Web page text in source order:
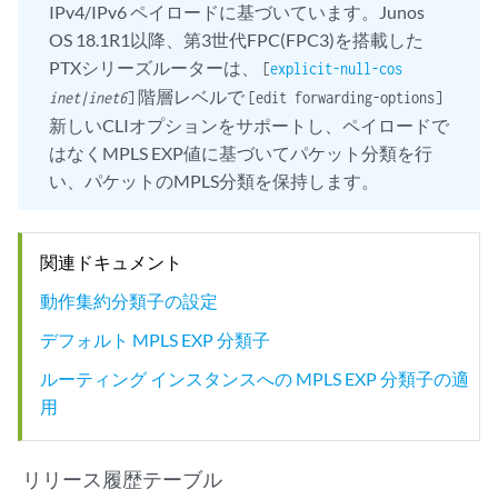
IPv4/IPv6 ペイロードに基づいています。Junos
OS 18.1R1以降、第3世代FPC(FPC3)を搭載した
PTXシリーズルーターは、
[explicit-null-cos
inet|inet6] 階層レベルで [edit forwarding-options]
新しいCLIオプションをサポートし、ペイロードで
はなくMPLS EXP値に基づいてパケット分類を行
い、パケットのMPLS分類を保持します。
関連ドキュメント
動作集約分類子の設定
デフォルト MPLS EXP 分類子
ルーティング インスタンスへの MPLS EXP 分類子の適
用
リリース履歴テーブル